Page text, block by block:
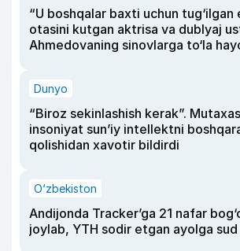
“U boshqalar baxti uchun tug‘ilgan
otasini kutgan aktrisa va dublyaj
Ahmedovaning sinovlarga to‘la
Dunyo
“Biroz sekinlashish kerak”.
insoniyat sun’iy intellektni
qolishidan xavotir bildirdi
O‘zbekiston
Andijonda Tracker’ga 21 nafar
joylab, YTH sodir etgan ayolga sud